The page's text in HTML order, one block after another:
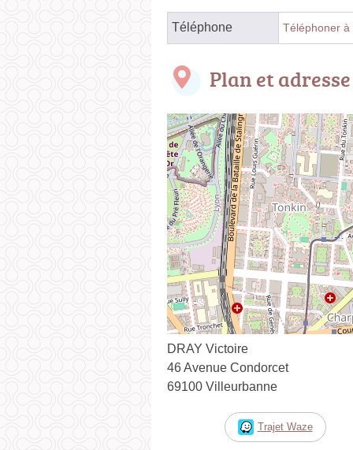
Téléphone Téléphoner à
Plan et adresse
DRAY Victoire
46 Avenue Condorcet
69100 Villeurbanne
Trajet Waze